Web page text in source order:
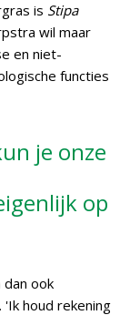
is Stipa
wil maar
en niet-
functies
je onze
op
ook
houd rekening